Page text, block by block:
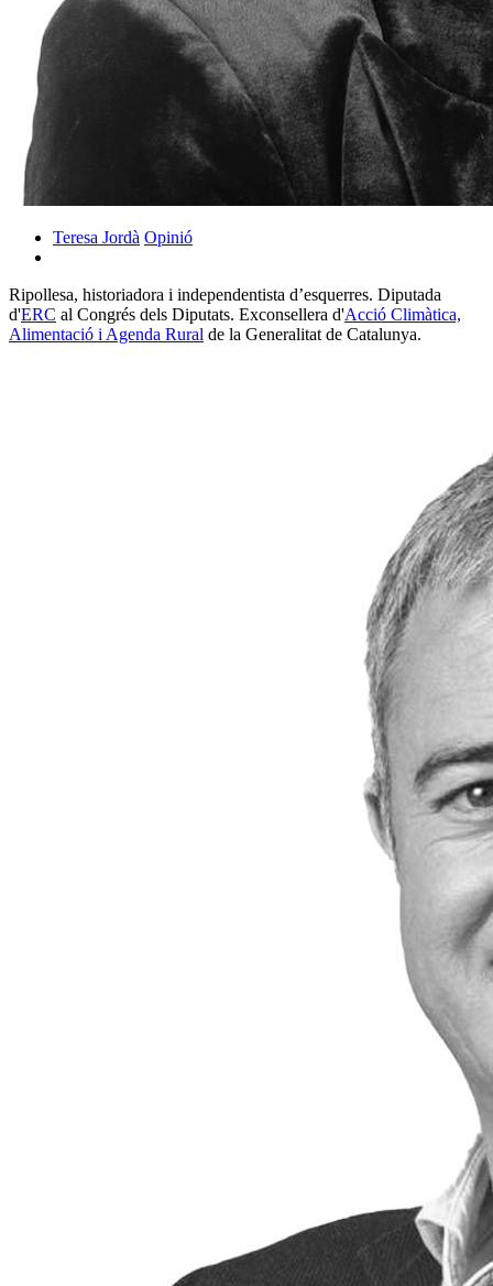
Teresa Jordà Opinió
Ripollesa, historiadora i independentista d’esquerres. Diputada
d'ERC al Congrés dels Diputats. Exconsellera d'Acció Climàtica,
Alimentació i Agenda Rural de la Generalitat de Catalunya.